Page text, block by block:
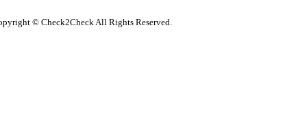
© Check2Check All Rights Reserved.